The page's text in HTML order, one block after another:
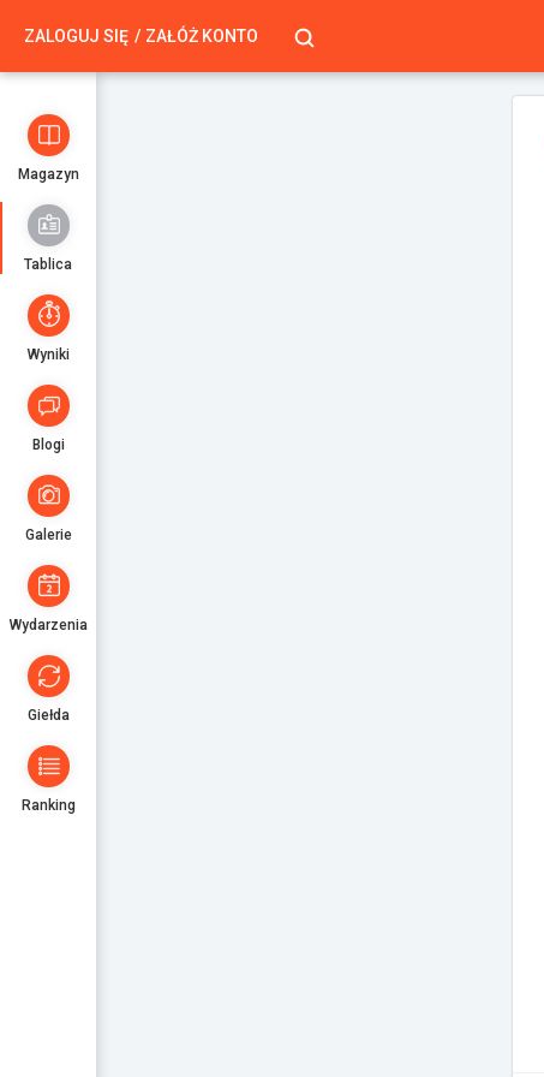
ZALOGUJ SIĘ ZAŁÓŻ KONTO
Magazyn
Tablica
Wyniki
Blogi
Galerie
Wydarzenia
Giełda
Ranking